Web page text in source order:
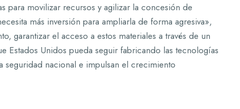
para movilizar recursos y agilizar la concesión de
más inversión para ampliarla de forma agresiva»,
garantizar el acceso a estos materiales a través de un
Estados Unidos pueda seguir fabricando las tecnologías
seguridad nacional e impulsan el crecimiento